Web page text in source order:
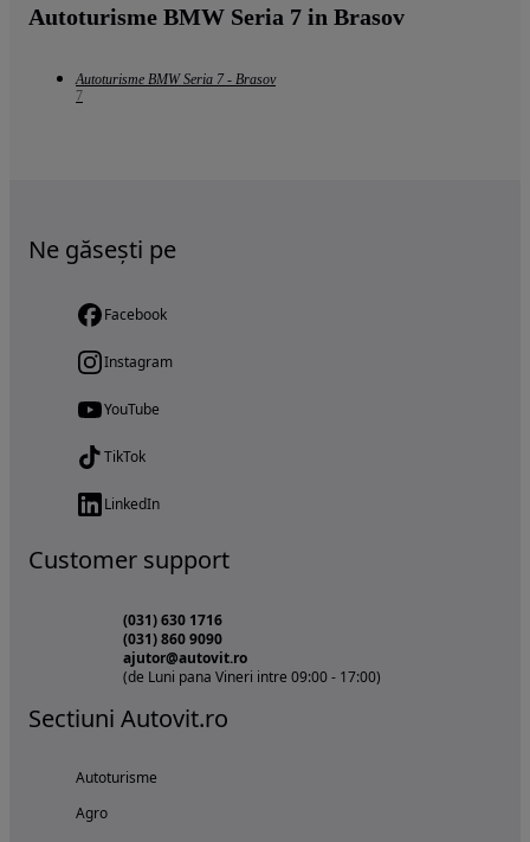
Autoturisme BMW Seria 7 in Brasov
Autoturisme BMW Seria 7 - Brasov
7
Ne găsești pe
Facebook
Instagram
YouTube
TikTok
LinkedIn
Customer support
(031) 630 1716
(031) 860 9090
ajutor@autovit.ro
(de Luni pana Vineri intre 09:00 - 17:00)
Sectiuni Autovit.ro
Autoturisme
Agro